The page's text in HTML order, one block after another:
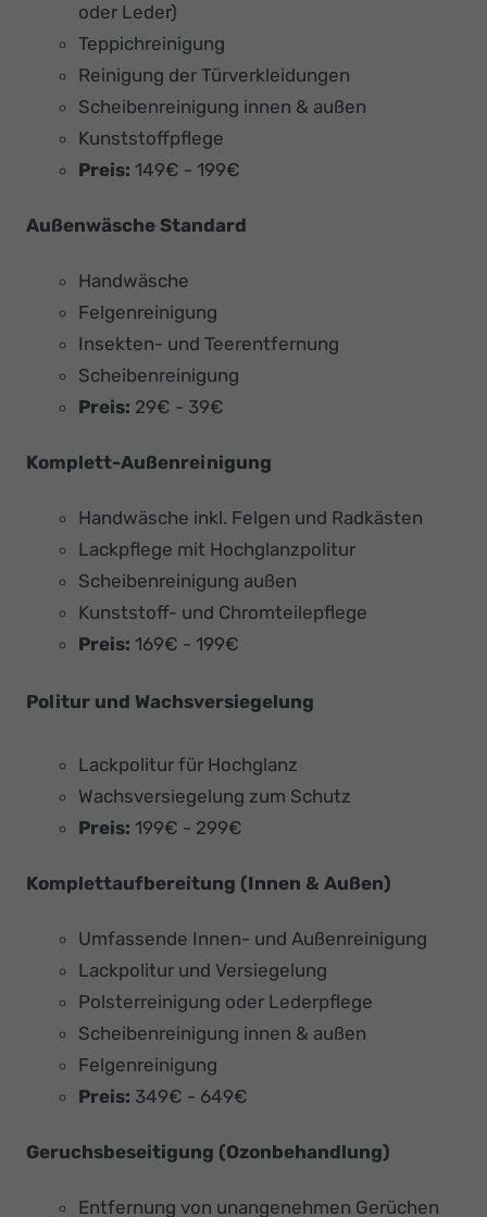
oder Leder)
Teppichreinigung
Reinigung der Türverkleidungen
Scheibenreinigung innen & außen
Kunststoffpflege
Preis: 149€ - 199€
Außenwäsche Standard
Handwäsche
Felgenreinigung
Insekten- und Teerentfernung
Scheibenreinigung
Preis: 29€ - 39€
Komplett-Außenreinigung
Handwäsche inkl. Felgen und Radkästen
Lackpflege mit Hochglanzpolitur
Scheibenreinigung außen
Kunststoff- und Chromteilepflege
Preis: 169€ - 199€
Politur und Wachsversiegelung
Lackpolitur für Hochglanz
Wachsversiegelung zum Schutz
Preis: 199€ - 299€
Komplettaufbereitung (Innen & Außen)
Umfassende Innen- und Außenreinigung
Lackpolitur und Versiegelung
Polsterreinigung oder Lederpflege
Scheibenreinigung innen & außen
Felgenreinigung
Preis: 349€ - 649€
Geruchsbeseitigung (Ozonbehandlung)
Entfernung von unangenehmen Gerüchen